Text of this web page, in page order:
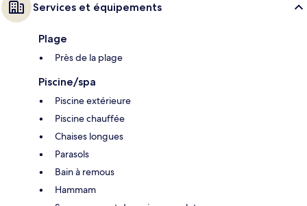
Services et équipements
Plage
Près de la plage
Piscine/spa
Piscine extérieure
Piscine chauffée
Chaises longues
Parasols
Bain à remous
Hammam